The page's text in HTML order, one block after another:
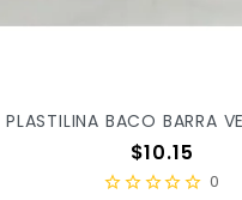
Precio
$10.15
0